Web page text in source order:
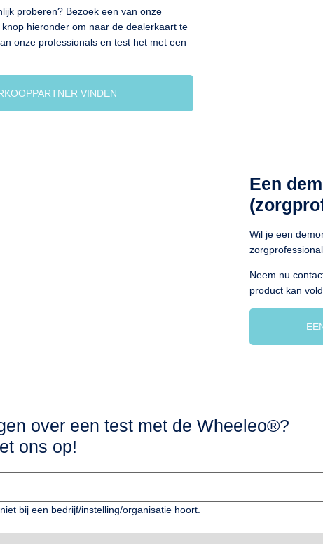
proberen? Bezoek een van onze
hieronder om naar de dealerkaart te
onze professionals en test het met een
VINDEN
Een
Wil je een
Neem nu
product kan
over een test met de Wheeleo®?
ons op!
bij een bedrijf/instelling/organisatie hoort.